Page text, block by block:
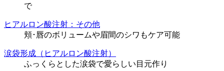
で
ヒアルロン酸注射：その他
頬･唇のボリュームや眉間のシワもケア可能
涙袋形成（ヒアルロン酸注射）
ふっくらとした涙袋で愛らしい目元作り